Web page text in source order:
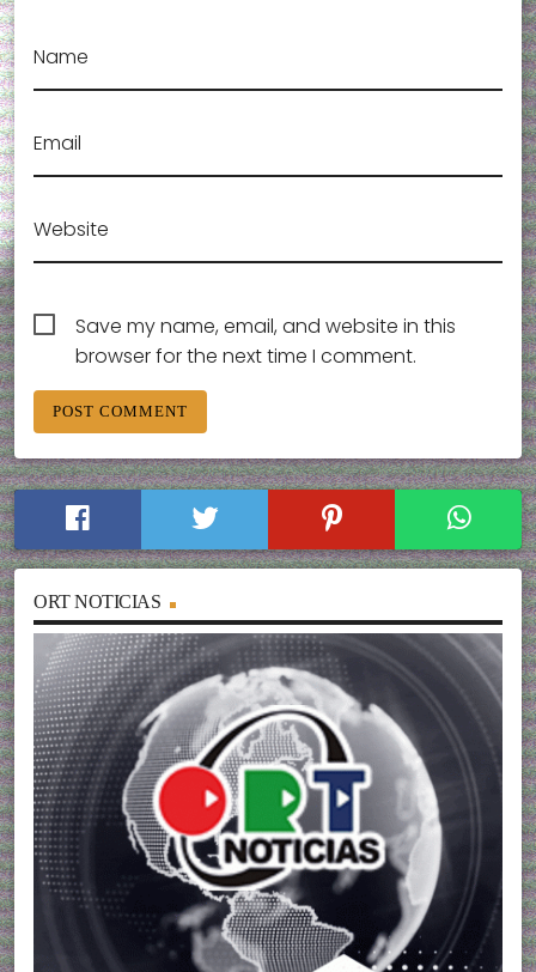
Name
Email
Website
Save my name, email, and website in this
browser for the next time I comment.
ORT NOTICIAS